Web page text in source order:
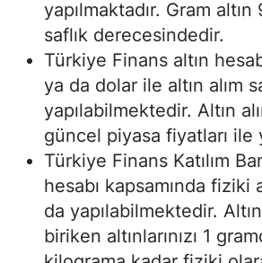
yapılmaktadır. Gram
saflık derecesindedir.
Türkiye Finans altın
ya da dolar ile altın alım
yapılabilmektedir. Altın
güncel piyasa fiyatları ile
Türkiye Finans Katılım
hesabı kapsamında fiziki
da yapılabilmektedir.
biriken altınlarınızı 1